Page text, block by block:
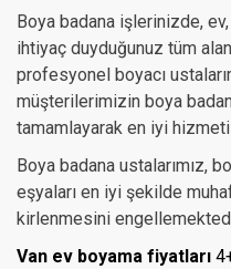
Boya badana işlerinizde,
ihtiyaç duyduğunuz tüm
profesyonel boyacı
müşterilerimizin boya
tamamlayarak en iyi
Boya badana ustalarımız,
eşyaları en iyi şekilde
kirlenmesini
Van ev boyama fiyatları